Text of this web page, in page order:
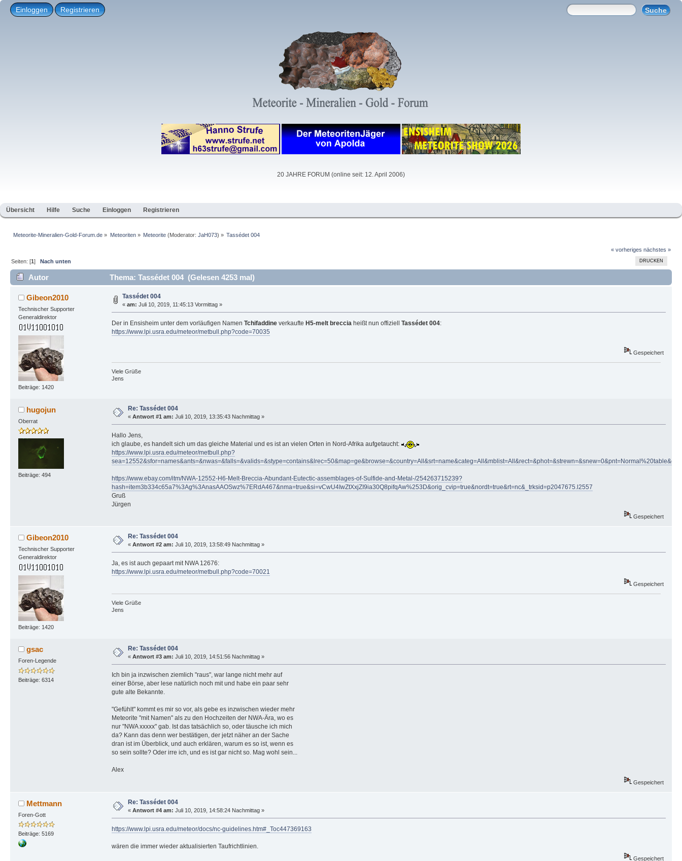
Einloggen Registrieren
20 JAHRE FORUM (online seit: 12. April 2006)
Übersicht Hilfe Suche Einloggen Registrieren
Meteorite-Mineralien-Gold-Forum.de » Meteoriten» Meteorite(Moderator: JaH073) » Tassédet 004
« vorheriges nächstes »
DRUCKEN
Seiten: [1]Nach unten
Autor Thema: Tassédet 004 (Gelesen 4253 mal)
Gibeon2010
Technischer Supporter
Generaldirektor
Beiträge: 1420
Tassédet 004
« am: Juli 10, 2019, 11:45:13 Vormittag »
Der in Ensisheim unter dem vorläufigen Namen Tchifaddineverkaufte H5-melt breccia heißt nun offiziell Tassédet 004:
https://www.lpi.usra.edu/meteor/metbull.php?code=70035
Gespeichert
Viele Grüße
Jens
hugojun
Oberrat
Beiträge: 494
Re: Tassédet 004
« Antwort #1 am: Juli 10, 2019, 13:35:43 Nachmittag »
Hallo Jens,
ich glaube, es handelt sich um das gleiche Material und es ist an vielen Orten in Nord-Afrika aufgetaucht:
https://www.lpi.usra.edu/meteor/metbull.php?
https://www.ebay.com/itm/NWA-12552-H6-Melt-Breccia-Abundant-Eutectic-assemblages-of-Sulfide-and-Metal-/254263715239?
hash=item3b334c65a7%3Ag%3AnasAAOSwz%7ERdA467&nma=true&si=vCwU4IwZtXxjZI9ia30Q8pifqAw%253D&orig_cvip=true&nordt=true&rt=nc&_trksid=p2047675.l2557
Gruß
Jürgen
Gespeichert
Gibeon2010
Technischer Supporter
Generaldirektor
Beiträge: 1420
Re: Tassédet 004
« Antwort #2 am: Juli 10, 2019, 13:58:49 Nachmittag »
Ja, es ist auch gepaart mit NWA 12676:
https://www.lpi.usra.edu/meteor/metbull.php?code=70021
Gespeichert
Viele Grüße
Jens
gsac
Foren-Legende
Beiträge: 6314
Re: Tassédet 004
« Antwort #3 am: Juli 10, 2019, 14:51:56 Nachmittag »
Ich bin ja inzwischen ziemlich "raus", war lange nicht mehr auf
einer Börse, aber lese natürlich noch mit und habe ein paar sehr
gute alte Bekannte.
"Gefühlt" kommt es mir so vor, als gebe es inzwischen wieder mehr
Meteorite "mit Namen" als zu den Hochzeiten der NWA-Ära, wo es
nur "NWA xxxxx" gab. Ist das tatsächlich so, oder täusche ich mich
da? Kann das denn wer bestätigen, der jetzt näher an der Sache
dran ist im Überblick, und auch erklären, warum es so ist, wenn es
so sein sollte? Oder irre ich, und es ist gar nicht so. Mag wohl sein...
Alex
Gespeichert
Mettmann
Foren-Gott
Beiträge: 5169
Re: Tassédet 004
« Antwort #4 am: Juli 10, 2019, 14:58:24 Nachmittag »
https://www.lpi.usra.edu/meteor/docs/nc-guidelines.htm#_Toc447369163
wären die immer wieder aktualisierten Taufrichtlinien.
Gespeichert